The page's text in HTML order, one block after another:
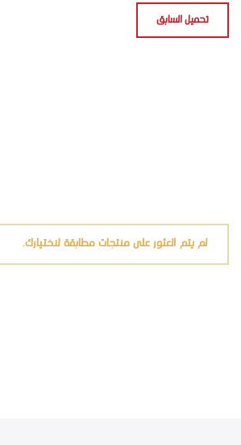
تحميل السابق
لم يتم العثور على منتجات مطابقة لاختيارك.